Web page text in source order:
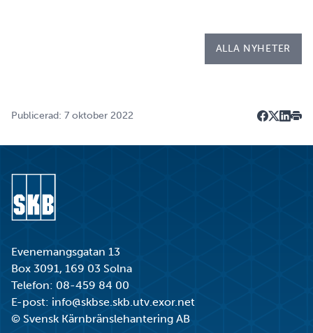
ALLA NYHETER
Publicerad: 7 oktober 2022
Evenemangsgatan 13
Box 3091, 169 03 Solna
Telefon: 08-459 84 00
E-post: info@skbse.skb.utv.exor.net
© Svensk Kärnbränslehantering AB